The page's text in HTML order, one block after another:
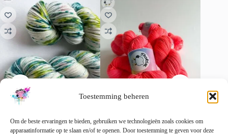
Toestemming beheren
Om de beste ervaringen te bieden, gebruiken we technologieën zoals cookies om
apparaatinformatie op te slaan en/of te openen. Door toestemming te geven voor deze
een vleugje glans
garen vol vurige roodtinten
garen